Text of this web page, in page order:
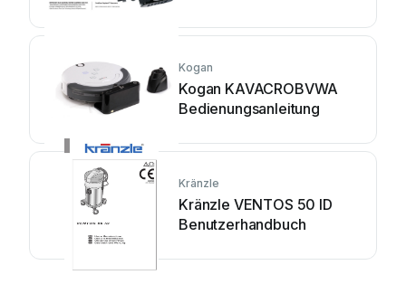
Kogan
Kogan KAVACROBVWA
Bedienungsanleitung
Kränzle
Kränzle VENTOS 50 ID
Benutzerhandbuch